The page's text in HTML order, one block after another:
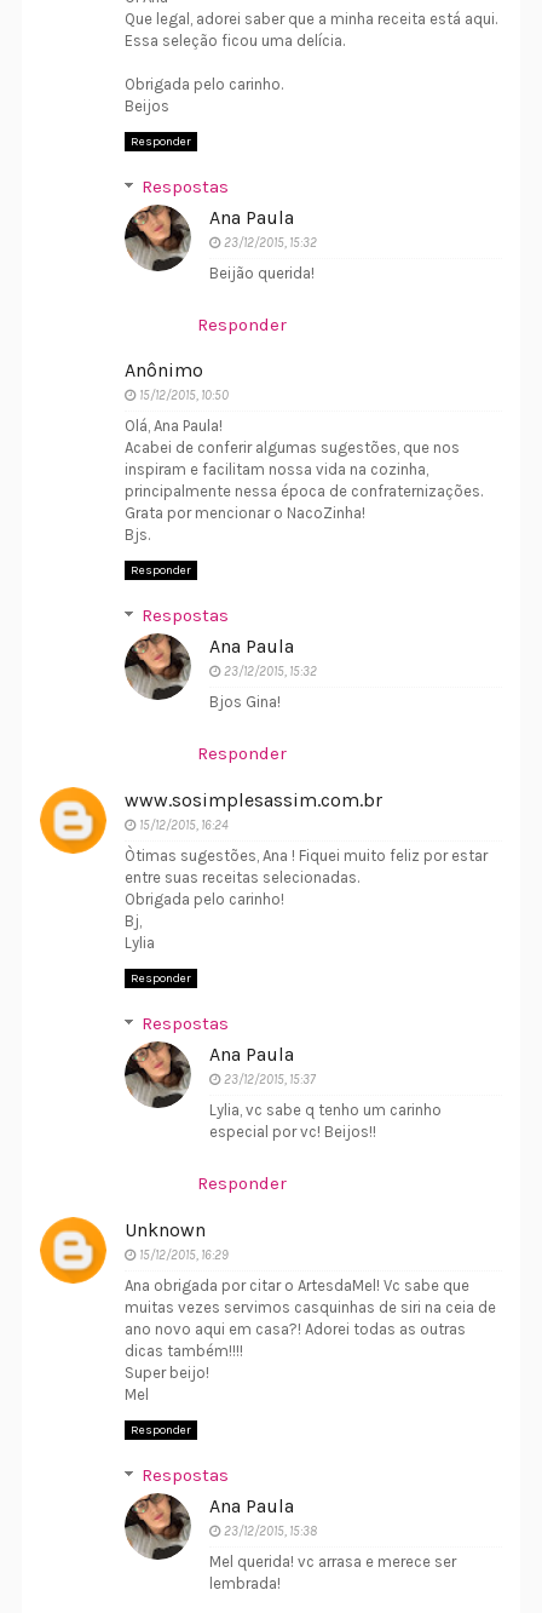
Que legal, adorei saber que a minha receita está aqui.
Essa seleção ficou uma delícia.
Obrigada pelo carinho.
Beijos
Responder
Respostas
Ana Paula
23/12/2015, 15:32
Beijão querida!
Responder
Anônimo
15/12/2015, 10:50
Olá, Ana Paula!
Acabei de conferir algumas sugestões, que nos
inspiram e facilitam nossa vida na cozinha,
principalmente nessa época de confraternizações.
Grata por mencionar o NacoZinha!
Bjs.
Responder
Respostas
Ana Paula
23/12/2015, 15:32
Bjos Gina!
Responder
www.sosimplesassim.com.br
15/12/2015, 16:24
Òtimas sugestões, Ana ! Fiquei muito feliz por estar
entre suas receitas selecionadas.
Obrigada pelo carinho!
Bj,
Lylia
Responder
Respostas
Ana Paula
23/12/2015, 15:37
Lylia, vc sabe q tenho um carinho
especial por vc! Beijos!!
Responder
Unknown
15/12/2015, 16:29
Ana obrigada por citar o ArtesdaMel! Vc sabe que
muitas vezes servimos casquinhas de siri na ceia de
ano novo aqui em casa?! Adorei todas as outras
dicas também!!!!
Super beijo!
Mel
Responder
Respostas
Ana Paula
23/12/2015, 15:38
Mel querida! vc arrasa e merece ser
lembrada!